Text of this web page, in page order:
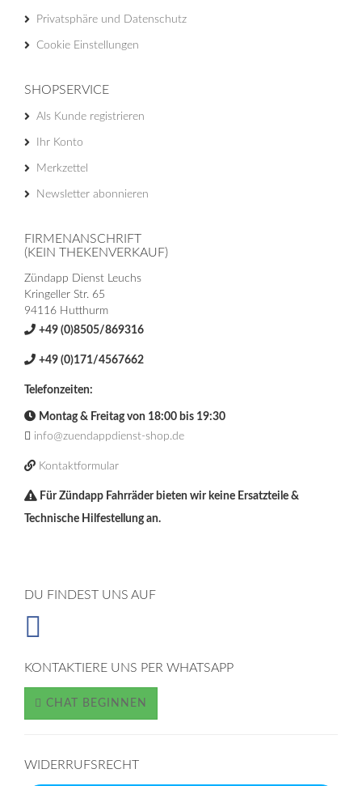
Privatsphäre und Datenschutz
Cookie Einstellungen
SHOPSERVICE
Als Kunde registrieren
Ihr Konto
Merkzettel
Newsletter abonnieren
FIRMENANSCHRIFT
(KEIN THEKENVERKAUF)
Zündapp Dienst Leuchs
Kringeller Str. 65
94116 Hutthurm
+49 (0)8505/869316
+49 (0)171/4567662
Telefonzeiten:
Montag & Freitag von 18:00 bis 19:30
info@zuendappdienst-shop.de
Kontaktformular
Für Zündapp Fahrräder bieten wir keine Ersatzteile &
Technische Hilfestellung an.
DU FINDEST UNS AUF
KONTAKTIERE UNS PER WHATSAPP
CHAT BEGINNEN
WIDERRUFSRECHT